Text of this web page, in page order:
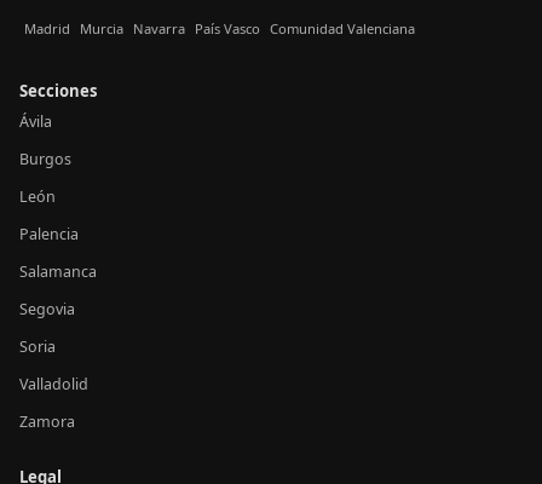
Madrid Murcia Navarra País Vasco Comunidad Valenciana
Secciones
Ávila
Burgos
León
Palencia
Salamanca
Segovia
Soria
Valladolid
Zamora
Legal